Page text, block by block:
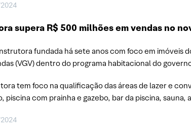
supera R$ 500 milhões em vendas no
fundada há sete anos com foco em imóveis
(VGV) dentro do programa habitacional do
tem foco na qualificação das áreas de lazer e
piscina com prainha e gazebo, bar da piscina,